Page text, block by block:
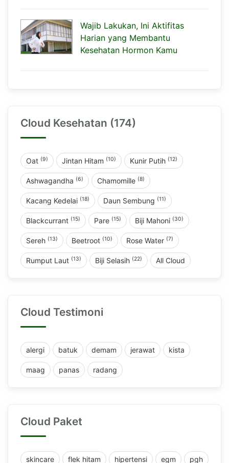
Wajib Lakukan, Ini Aktifitas
Harian yang Membantu
Kesehatan Hormon Kamu
Cloud Kesehatan (174)
Oat (9) Jintan Hitam (10) Kunir Putih (12)
Ashwagandha (6) Chamomille (8)
Kacang Kedelai (18) Daun Sembung (11)
Blackcurrant (15) Pare (15) Biji Mahoni (30)
Sereh (13) Beetroot (10) Rose Water (7)
Rumput Laut (13) Biji Selasih (22) All Cloud
Cloud Testimoni
alergi batuk demam jerawat kista
maag panas radang
Cloud Paket
skincare flek hitam hipertensi egm pgh